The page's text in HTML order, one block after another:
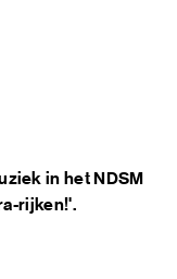
in het NDSM
rijken!'.